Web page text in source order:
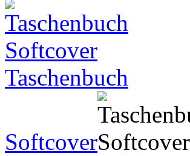
Taschenbuch
Softcover